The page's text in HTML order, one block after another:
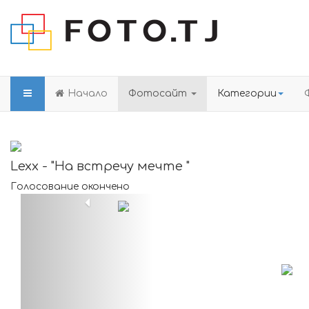
Начало Фотосайт Категории
Lexx - "На встречу мечте "
Голосование окончено